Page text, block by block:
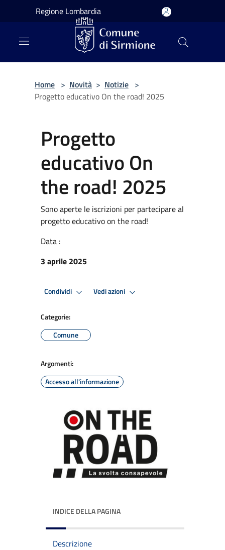
Salta al contenuto principale
Regione Lombardia
Home > Novità > Notizie >
Progetto educativo On the road! 2025
Progetto
educativo On
the road! 2025
Sono aperte le iscrizioni per partecipare al
progetto educativo on the road!
Data :
3 aprile 2025
Condividi Vedi azioni
Categorie:
Comune
Argomenti:
Accesso all'informazione
INDICE DELLA PAGINA
Descrizione